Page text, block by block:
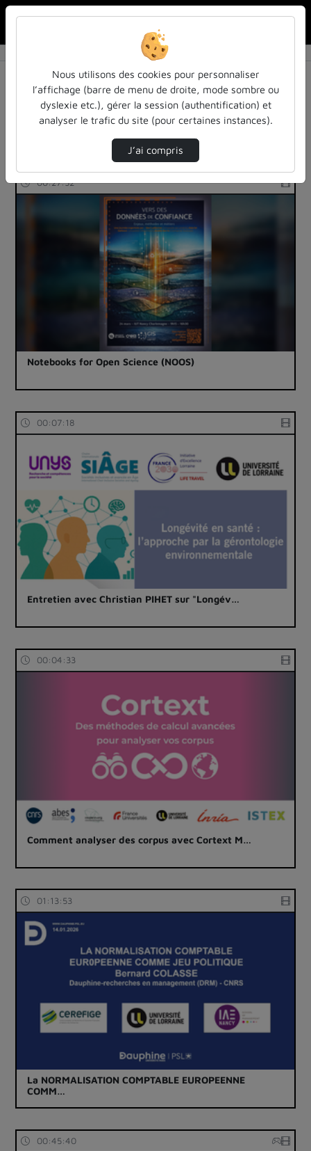
Résultats de la recherche
Filtres actifs (cliquer pour en retirer) :
sciences-sociales
00:27:52
Notebooks for Open Science (NOOS)
00:07:18
Entretien avec Christian PIHET sur "Longév…
00:04:33
Comment analyser des corpus avec Cortext M…
01:13:53
La NORMALISATION COMPTABLE EUROPEENNE
COMM…
00:45:40
Nous utilisons des cookies pour personnaliser
l’affichage (barre de menu de droite, mode sombre ou
dyslexie etc.), gérer la session (authentification) et
analyser le trafic du site (pour certaines instances).
J’ai compris